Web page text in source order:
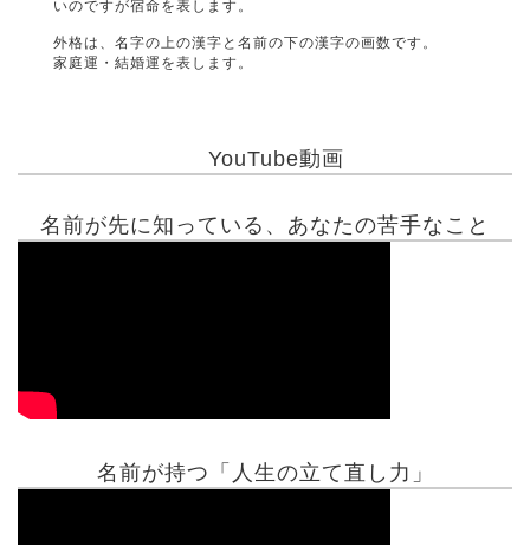
いのですが宿命を表します。
外格は、名字の上の漢字と名前の下の漢字の画数です。
家庭運・結婚運を表します。
YouTube動画
名前が先に知っている、あなたの苦手なこと
名前が持つ「人生の立て直し力」